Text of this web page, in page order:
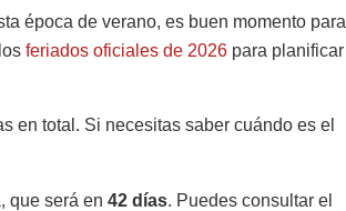
época de verano, es buen momento para
feriados oficiales de 2026 para planificar
en total. Si necesitas saber cuándo es el
, que será en 42 días. Puedes consultar el